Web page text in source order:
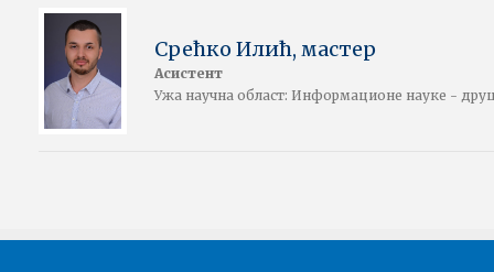
Срећко Илић, мастер
Асистент
Ужа научна област: Информационе науке -